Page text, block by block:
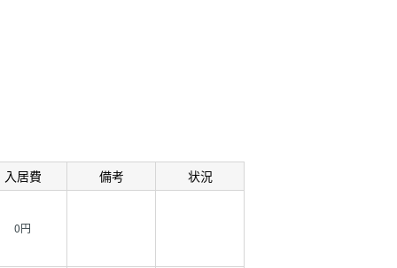
入居費 備考 状況
0円